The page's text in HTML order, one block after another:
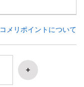
コメリポイントについて